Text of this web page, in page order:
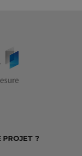
PROJET ?